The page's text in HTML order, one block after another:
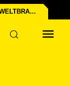
ENERGIE- & UMWELT­BRANCHE